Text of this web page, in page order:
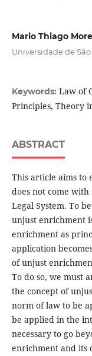
Mario Thiago
Universidade de
Keywords: Law of
Principles, Theory
ABSTRACT
This article aims to
does not come
Legal System. To
unjust enrichment
enrichment as
application
of unjust
To do so, we must
the concept of
norm of law to be
be applied in the
necessary to go
enrichment and its